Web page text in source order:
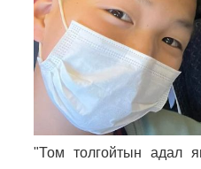
"Том толгойтын адал